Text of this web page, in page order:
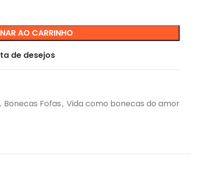
AO CARRINHO
de desejos
, Bonecas Fofas, Vida como bonecas do amor